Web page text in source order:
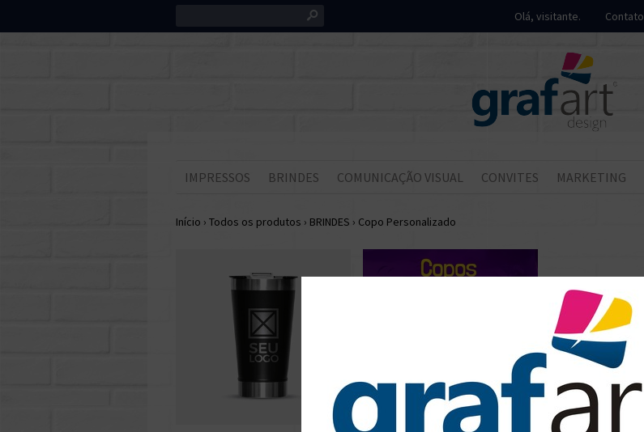
s Olá, visitante. Contato
IMPRESSOS BRINDES COMUNICAÇÃO VISUAL CONVITES MARKETING
Início › Todos os produtos › BRINDES › Copo Personalizado